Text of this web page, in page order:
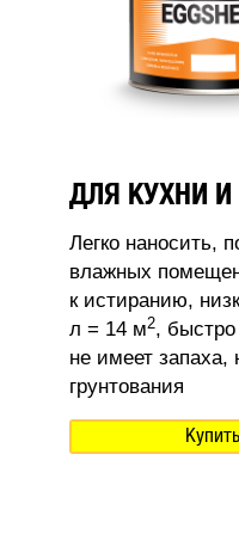
ДЛЯ КУХНИ И
Легко наносить,
влажных
к истиранию,
л = 14 м2, быстро
не имеет запаха,
грунтования
Купить